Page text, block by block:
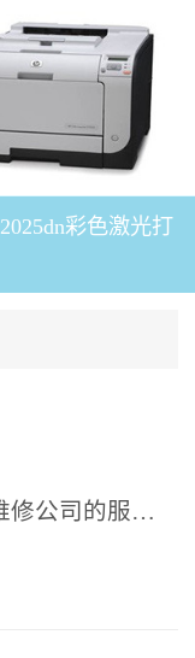
彩色激光打
广州复印机维修公司的服务如何?